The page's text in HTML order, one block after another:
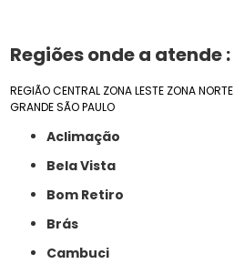
Regiões onde a atende :
REGIÃO CENTRAL ZONA LESTE ZONA NORTE
GRANDE SÃO PAULO
Aclimação
Bela Vista
Bom Retiro
Brás
Cambuci